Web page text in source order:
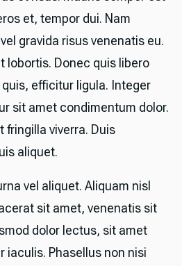
et, tempor dui. Nam
gravida risus venenatis eu.
lobortis. Donec quis libero
efficitur ligula. Integer
sit amet condimentum dolor.
fringilla viverra. Duis
aliquet.
vel aliquet. Aliquam nisl
sit amet, venenatis sit
dolor lectus, sit amet
iaculis. Phasellus non nisi